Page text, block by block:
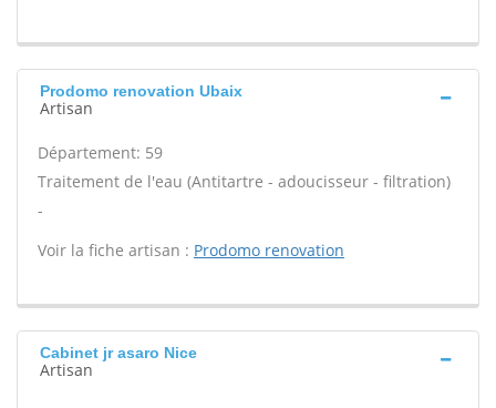
Prodomo renovation Ubaix
Artisan
Département: 59
Traitement de l'eau (Antitartre - adoucisseur - filtration)
-
Voir la fiche artisan : Prodomo renovation
Cabinet jr asaro Nice
Artisan